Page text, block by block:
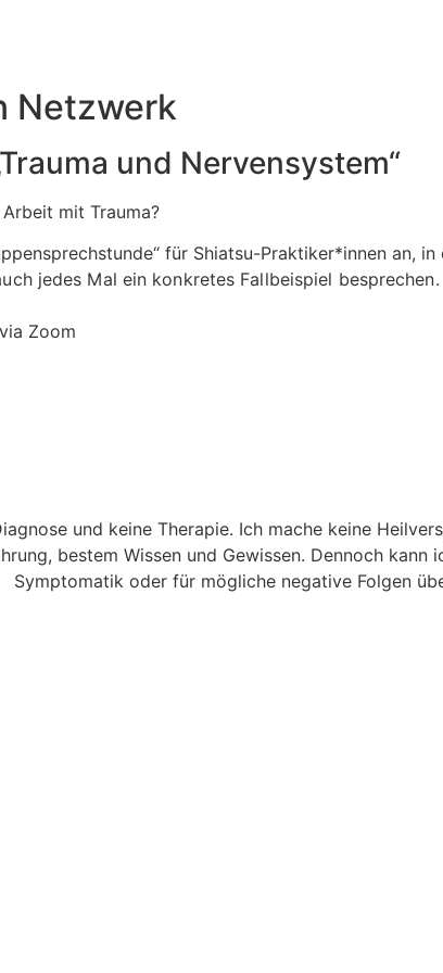
Netzwerk
und Nervensystem“
mit Trauma?
für Shiatsu-Praktiker*innen an,
jedes Mal ein konkretes Fallbeispiel besprechen.
Zoom
und keine Therapie. Ich mache keine
bestem Wissen und Gewissen. Dennoch
Symptomatik oder für mögliche negative Folgen